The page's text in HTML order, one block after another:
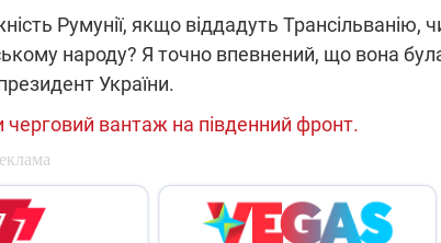
Румунії, якщо віддадуть Трансільванію,
народу? Я точно впевнений, що вона
України.
вантаж на південний фронт.